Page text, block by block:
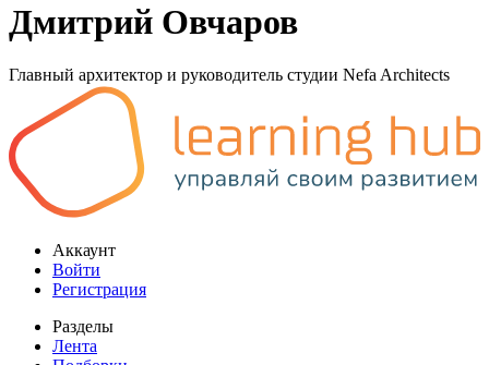
Дмитрий Овчаров
Главный архитектор и руководитель студии Nefa Architects
Аккаунт
Войти
Регистрация
Разделы
Лента